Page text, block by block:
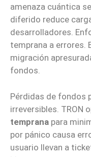
amenaza cuántica
diferido reduce
desarrolladores.
temprana a errores.
migración
fondos.
Pérdidas de fondos
irreversibles. TRON
temprana para
por pánico causa
usuario llevan a